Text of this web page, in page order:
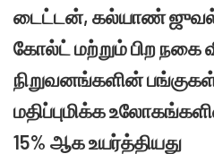
டைட்டன், கல்யாண்
கோல்ட் மற்றும் பிற நகை
நிறுவனங்களின்
மதிப்புமிக்க
15% ஆக உயர்த்தியது